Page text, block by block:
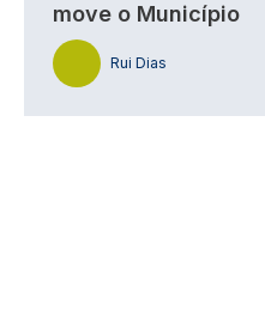
move o Município
Rui Dias